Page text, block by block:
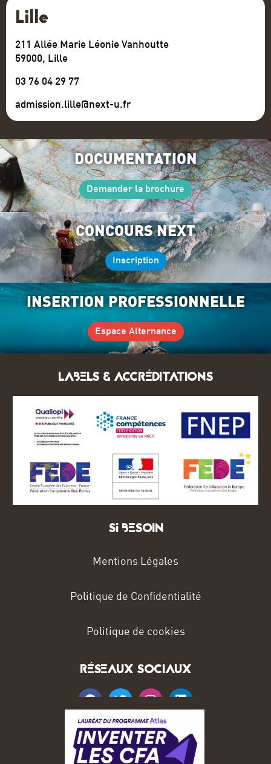
Lille
211 Allée Marie Léonie Vanhoutte
59000, Lille
03 76 04 29 77
admission.lille@next-u.fr
DOCUMENTATION
Demander la brochure
CONCOURS NEXT
Inscription
INSERTION PROFESSIONNELLE
Espace Alternance
LABELS & ACCRÉDITATIONS
Si BESOIN
Mentions Légales
Politique de Confidentialité
Politique de cookies
RÉSEAUX SOCIAUX